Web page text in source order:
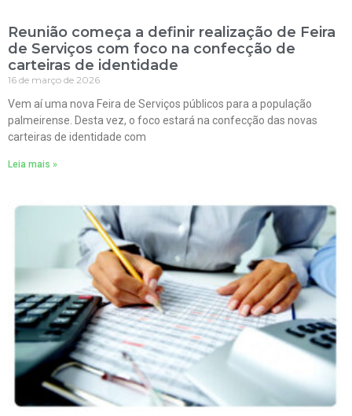
Reunião começa a definir realização de Feira
de Serviços com foco na confecção de
carteiras de identidade
16 de março de 2026
Vem aí uma nova Feira de Serviços públicos para a população
palmeirense. Desta vez, o foco estará na confecção das novas
carteiras de identidade com
Leia mais »